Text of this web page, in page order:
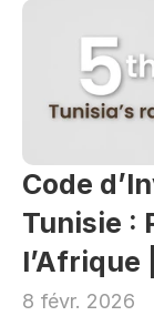
Notre
Investir en
RESOURCES
Blog
Code
Tunisie :
l’Afrique
8 févr. 2026